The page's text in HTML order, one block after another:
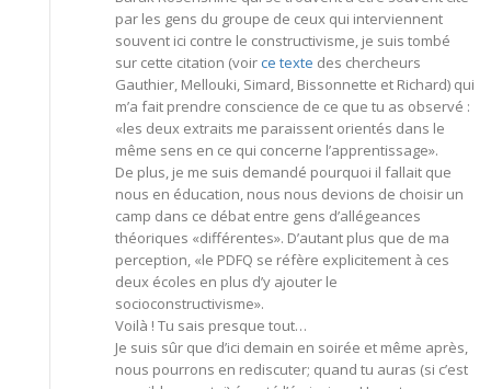
par les gens du groupe de ceux qui interviennent
souvent ici contre le constructivisme, je suis tombé
sur cette citation (voirce texte des chercheurs
Gauthier, Mellouki, Simard, Bissonnette et Richard) qui
m’a fait prendre conscience de ce que tu as observé :
«les deux extraits me paraissent orientés dans le
même sens en ce qui concerne l’apprentissage».
De plus, je me suis demandé pourquoi il fallait que
nous en éducation, nous nous devions de choisir un
camp dans ce débat entre gens d’allégeances
théoriques «différentes». D’autant plus que de ma
perception, «le PDFQ se réfère explicitement à ces
deux écoles en plus d’y ajouter le
socioconstructivisme».
Voilà ! Tu sais presque tout…
Je suis sûr que d’ici demain en soirée et même après,
nous pourrons en rediscuter; quand tu auras (si c’est